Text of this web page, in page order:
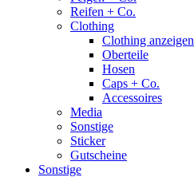
Reifen + Co.
Clothing
Clothing anzeigen
Oberteile
Hosen
Caps + Co.
Accessoires
Media
Sonstige
Sticker
Gutscheine
Sonstige